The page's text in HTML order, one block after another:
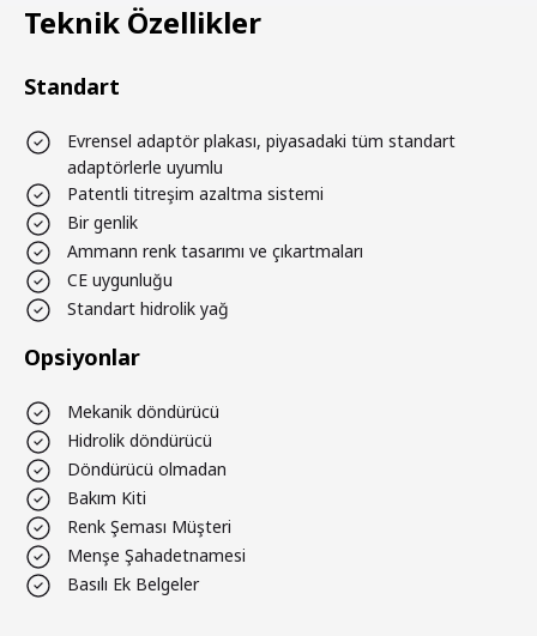
Teknik Özellikler
Standart
Evrensel adaptör plakası, piyasadaki tüm standart
adaptörlerle uyumlu
Patentli titreşim azaltma sistemi
Bir genlik
Ammann renk tasarımı ve çıkartmaları
CE uygunluğu
Standart hidrolik yağ
Opsiyonlar
Mekanik döndürücü
Hidrolik döndürücü
Döndürücü olmadan
Bakım Kiti
Renk Şeması Müşteri
Menşe Şahadetnamesi
Basılı Ek Belgeler